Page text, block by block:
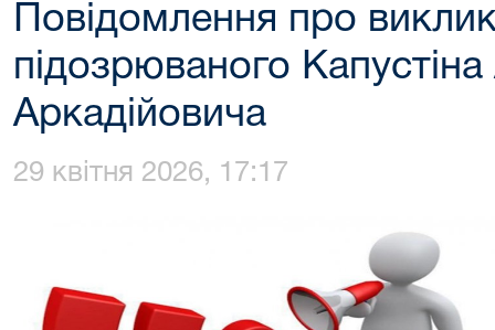
Повідомлення про
підозрюваного Капустіна
Аркадійовича
29 квітня 2026, 17:17